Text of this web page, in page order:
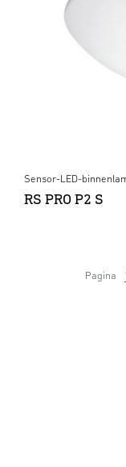
Sensor-LED-
RS PRO P2 S
Pagina